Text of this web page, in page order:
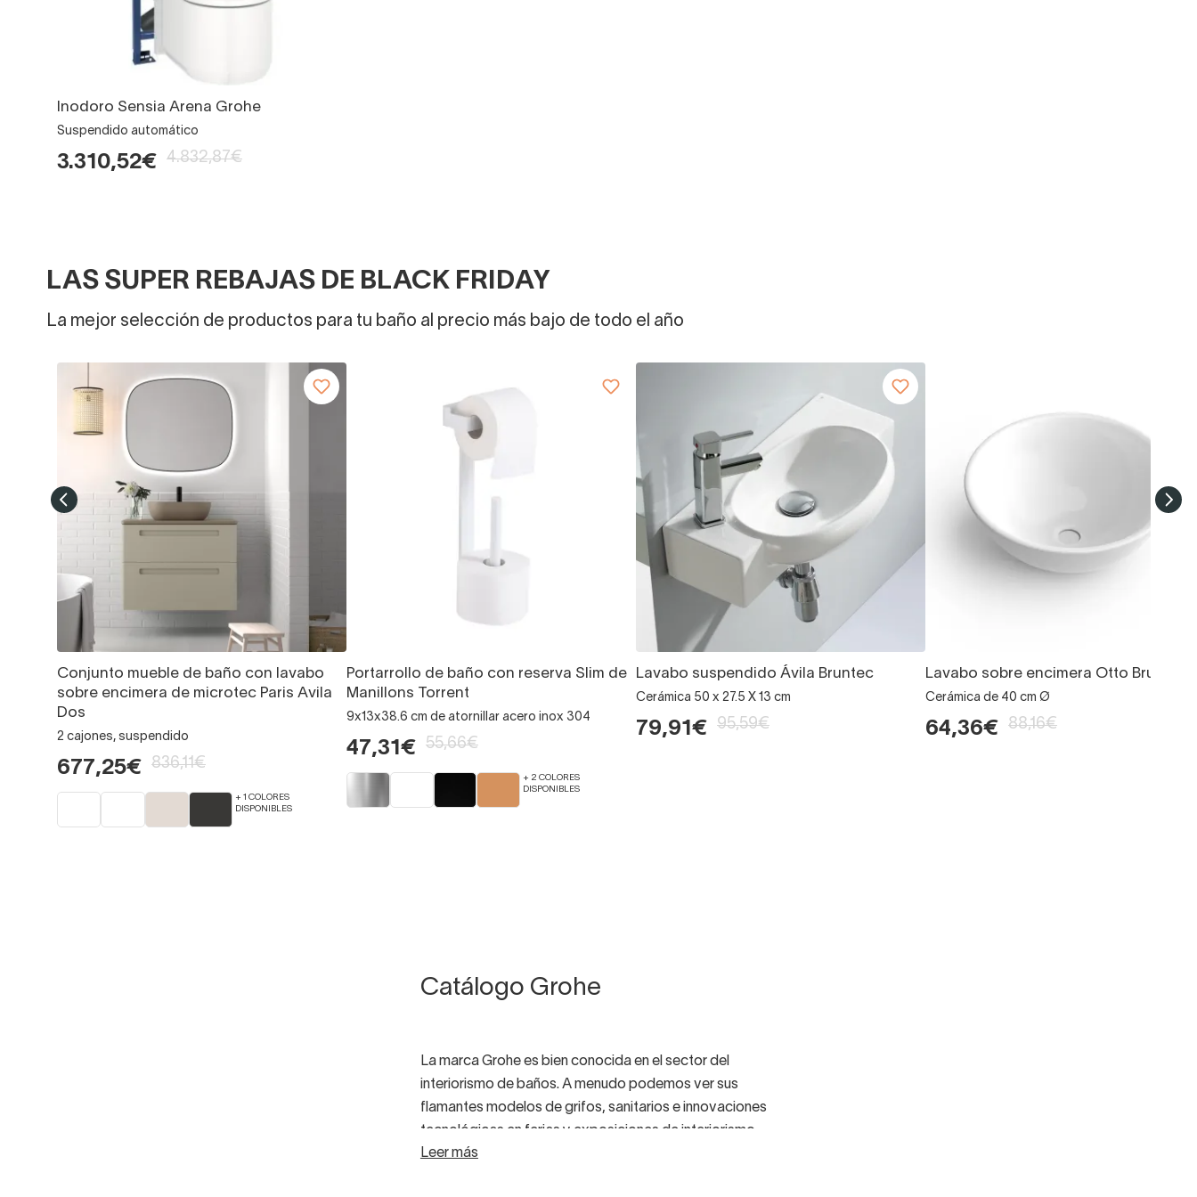
Inodoro Sensia Arena Grohe
Suspendido automático
3.310,52€ 4.832,87€
LAS SUPER REBAJAS DE BLACK FRIDAY
La mejor selección de productos para tu baño al precio más bajo de todo el año
Conjunto mueble de baño con lavabo
sobre encimera de microtec Paris Avila
Dos
2 cajones, suspendido
677,25€ 836,11€
+ 1 COLORES
DISPONIBLES
Portarrollo de baño con reserva Slim de
Manillons Torrent
9x13x38.6 cm de atornillar acero inox 304
47,31€ 55,66€
+ 2 COLORES
DISPONIBLES
Lavabo suspendido Ávila Bruntec
Cerámica 50 x 27.5 X 13 cm
79,91€ 95,59€
Lavabo sobre encimera Otto Bruntec
Cerámica de 40 cm Ø
64,36€ 88,16€
Catálogo Grohe
La marca Grohe es bien conocida en el sector del
interiorismo de baños. A menudo podemos ver sus
flamantes modelos de grifos, sanitarios e innovaciones
tecnológicas en ferias y exposiciones de interiorismo.
Leer más